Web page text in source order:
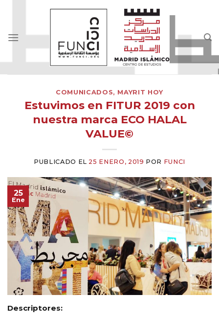
COMUNICADOS, MAYRIT HOY
Estuvimos en FITUR 2019 con
nuestra marca ECO HALAL
VALUE©
PUBLICADO EL 25 ENERO, 2019 POR FUNCI
25
Ene
Descriptores: